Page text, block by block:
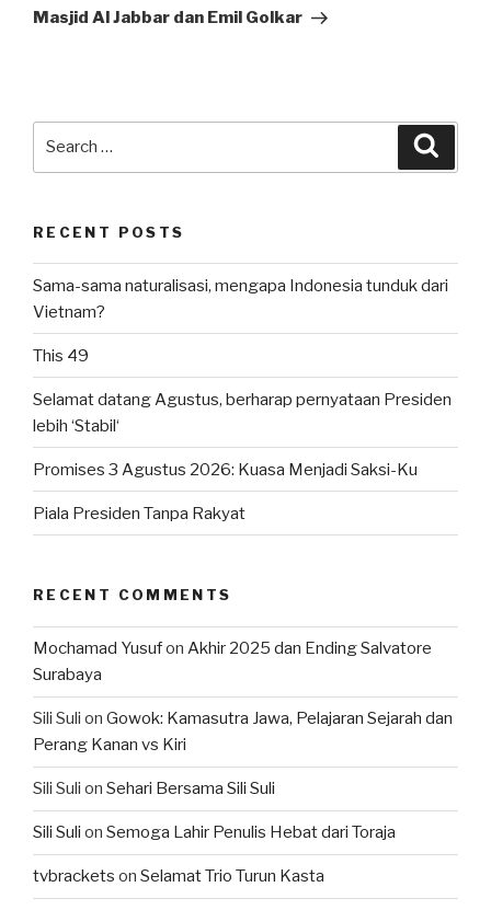
Post
Masjid Al Jabbar dan Emil Golkar
RECENT POSTS
Sama-sama naturalisasi, mengapa Indonesia tunduk dari
Vietnam?
This 49
Selamat datang Agustus, berharap pernyataan Presiden
lebih ‘Stabil‘
Promises 3 Agustus 2026: Kuasa Menjadi Saksi-Ku
Piala Presiden Tanpa Rakyat
RECENT COMMENTS
Mochamad Yusufon Akhir 2025 dan Ending Salvatore
Surabaya
Sili Suli on Gowok: Kamasutra Jawa, Pelajaran Sejarah dan
Perang Kanan vs Kiri
Sili Suli on Sehari Bersama Sili Suli
Sili Suli on Semoga Lahir Penulis Hebat dari Toraja
tvbrackets on Selamat Trio Turun Kasta